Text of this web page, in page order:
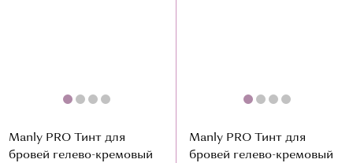
Manly PRO Тинт для
бровей гелево-кремовый
Manly PRO Тинт для
бровей гелево-кремовый